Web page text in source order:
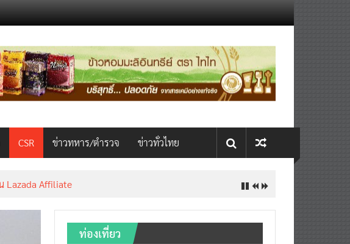
CSR ข่าวทหาร/ตำรวจ ข่าวทั่วไทย
Lazada Affiliate
ท่องเที่ยว